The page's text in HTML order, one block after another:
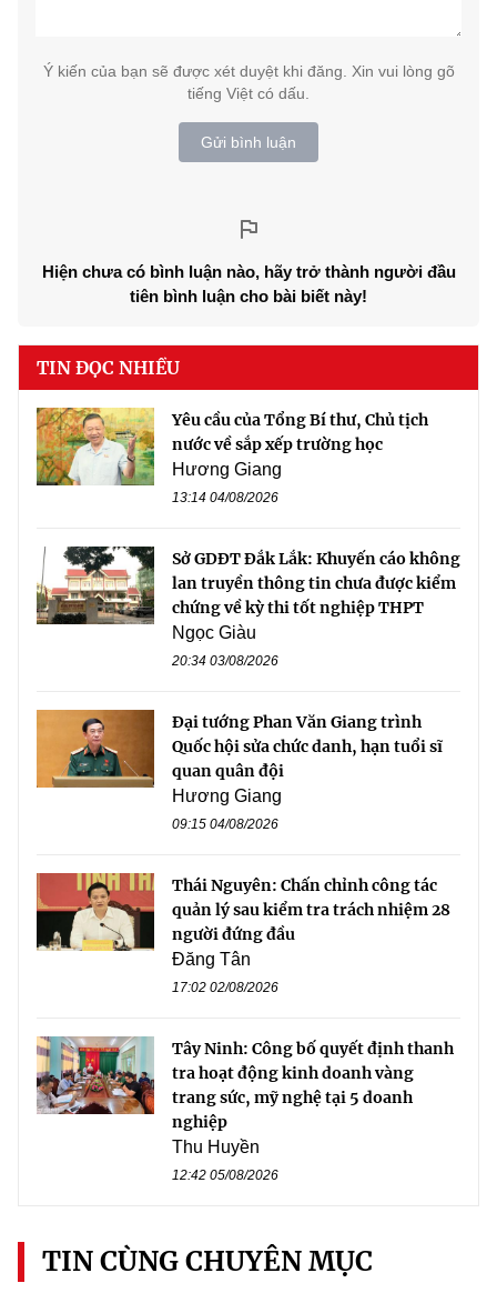
Ý kiến của bạn sẽ được xét duyệt khi đăng. Xin vui lòng gõ
tiếng Việt có dấu.
Gửi bình luận
Hiện chưa có bình luận nào, hãy trở thành người đầu
tiên bình luận cho bài biết này!
TIN ĐỌC NHIỀU
Yêu cầu của Tổng Bí thư, Chủ tịch
nước về sắp xếp trường học
Hương Giang
13:14 04/08/2026
Sở GDĐT Đắk Lắk: Khuyến cáo không
lan truyền thông tin chưa được kiểm
chứng về kỳ thi tốt nghiệp THPT
Ngọc Giàu
20:34 03/08/2026
Đại tướng Phan Văn Giang trình
Quốc hội sửa chức danh, hạn tuổi sĩ
quan quân đội
Hương Giang
09:15 04/08/2026
Thái Nguyên: Chấn chỉnh công tác
quản lý sau kiểm tra trách nhiệm 28
người đứng đầu
Đăng Tân
17:02 02/08/2026
Tây Ninh: Công bố quyết định thanh
tra hoạt động kinh doanh vàng
trang sức, mỹ nghệ tại 5 doanh
nghiệp
Thu Huyền
12:42 05/08/2026
TIN CÙNG CHUYÊN MỤC